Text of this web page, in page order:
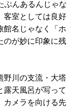
ぶんあるんじゃな
客室としては良好
館名じゃなく「ホ
のが妙に印象に残
野川の支流・大塔
露天風呂が写って
カメラを向ける先